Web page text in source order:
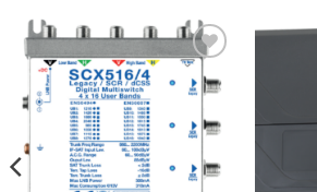
AGGIUNGI
ALLA
LISTA DEI
DESIDERI